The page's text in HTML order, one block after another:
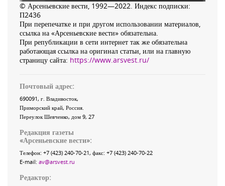
© Арсеньевские вести, 1992—2022. Индекс подписки:
П2436
При перепечатке и при другом использовании материалов,
ссылка на «Арсеньевские вести» обязательна.
При републикации в сети интернет так же обязательна
работающая ссылка на оригинал статьи, или на главную
страницу сайта: https://www.arsvest.ru/
Почтовый адрес:
690091, г. Владивосток,
Приморский край, Россия
Переулок Шевченко, дом 9, 27
Редакция газеты
«Арсеньевские вести»:
Телефон: +7 (423) 240-70-21, факс: +7 (423) 240-70-22
E-mail: av@arsvest.ru
Редактор: